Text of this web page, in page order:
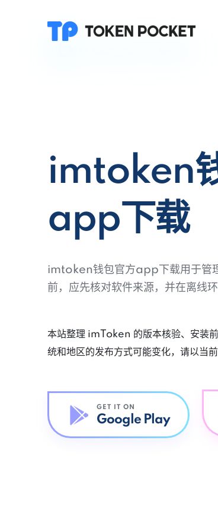
imtoken
app下载
imtoken钱包官方app下载用于管
前，应先核对软件来源，并在离线
本站整理 imToken 的版本核验、安装
统和地区的发布方式可能变化，请以当
GET IT ON
Google Play